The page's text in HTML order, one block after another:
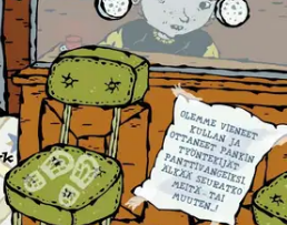
arvoitus, Eläinpuodin arvoitus,
arvoitus, Palokunnan arvoitus,
arvoitus, Jalkapallon arvoitus,
Elokuvan arvoitus, Muodin
arvoitus, Sairaalan arvoitus,
Musiikin arvoitus Martin
suosituimmista
saanut kotimaassaan lukuisia kirja-
komeilevat jatkuvasti
Maijan etsivätoimisto -sarjan hauska
käsialaa.